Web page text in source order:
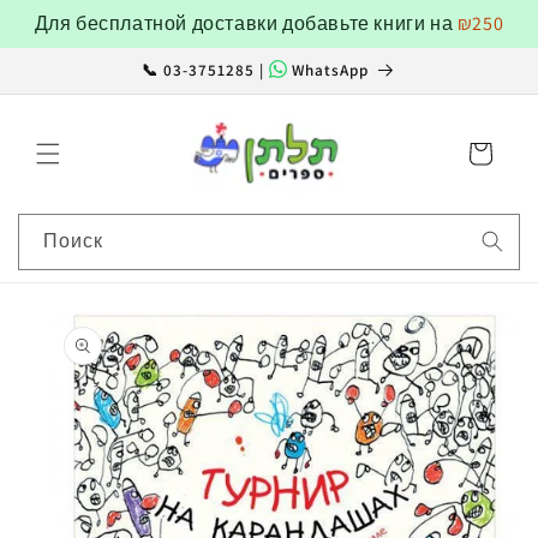
к
контенту
Для бесплатной доставки добавьте книги на ₪250
📞 03-3751285 | WhatsApp
Корзина
Поиск
информации
о продукте